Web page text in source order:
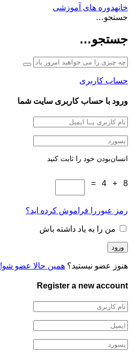
خانهدوره های آموزشی
جستجو…
جستجو…
حساب کاربری
ورود با حساب کاربری سایت شما
انسان‌بودن خود را ثابت کنید
8 + 4 =
رمز عبوررا فراموش کرده اید؟
من را به یاد داشته باش
هنوز عضو نیستید؟ همین حالا عضو شو!
Register a new account